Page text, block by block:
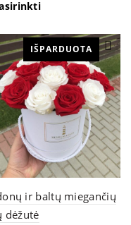
IŠPARDUOTA
ir baltų miegančių
dėžutė